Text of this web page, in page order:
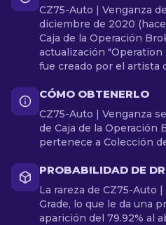
CZ75-Auto | Venganza
diciembre de 2020
Caja de la Operación
actualización "Operation
fue creado por el artista
CÓMO OBTENERLO
CZ75-Auto | Venganza
de Caja de la Operación
pertenece a Colección
PROBABILIDAD DE
La rareza de CZ75-Auto
Grade, lo que le da una
aparición del 79.92% al